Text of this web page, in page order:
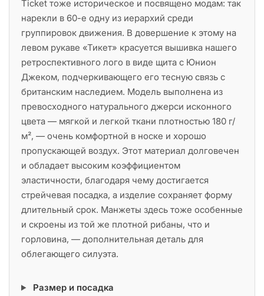
Tiсket тоже историческое и посвящено модам: так
нарекли в 60-е одну из иерархий среди
группировок движения. В довершение к этому на
левом рукаве «Тикет» красуется вышивка нашего
ретроспективного лого в виде щита с Юнион
Джеком, подчеркивающего его тесную связь с
британским наследием. Модель выполнена из
превосходного натурального джерси исконного
цвета — мягкой и легкой ткани плотностью 180 г/
м², — очень комфортной в носке и хорошо
пропускающей воздух. Этот материал долговечен
и обладает высоким коэффициентом
эластичности, благодаря чему достигается
стрейчевая посадка, а изделие сохраняет форму
длительный срок. Манжеты здесь тоже особенные
и скроены из той же плотной рибаны, что и
горловина, — дополнительная деталь для
облегающего силуэта.
Размер и посадка